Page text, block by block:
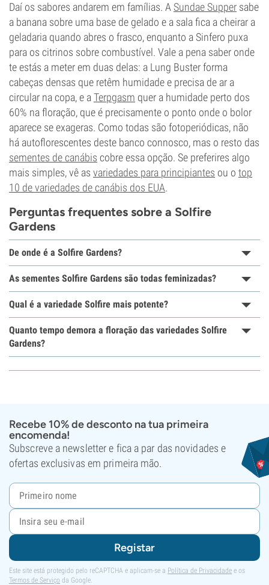
Daí os sabores andarem em famílias. A Sundae Supper sabe
a banana sobre uma base de gelado e a sala fica a cheirar a
geladaria quando abres o frasco, enquanto a Sinfero puxa
para os citrinos sobre combustível. Vale a pena saber onde
te estás a meter em duas delas: a Lung Buster forma
cabeças densas que retêm humidade e precisa de ar a
circular na copa, e aTerpgasm quer a humidade perto dos
60% na floração, que é precisamente o ponto onde o bolor
aparece se exageras. Como todas são fotoperiódicas, não
há autoflorescentes deste banco connosco, mas o resto das
sementes de canábis cobre essa opção. Se preferires algo
mais simples, vê as variedades para principiantes ou o top
10 de variedades de canábis dos EUA.
Perguntas frequentes sobre a Solfire
Gardens
De onde é a Solfire Gardens?
As sementes Solfire Gardens são todas feminizadas?
Qual é a variedade Solfire mais potente?
Quanto tempo demora a floração das variedades Solfire
Gardens?
Recebe 10% de desconto na tua primeira
encomenda!
Subscreve a newsletter e fica a par das novidades e
ofertas exclusivas em primeira mão.
Registar
Este site está protegido pelo reCAPTCHA e aplicam-se a Política de Privacidade e os
Termos de Serviço da Google.